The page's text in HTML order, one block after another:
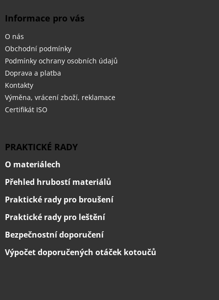
Informace pro vás
O nás
Obchodní podmínky
Podmínky ochrany osobních údajů
Doprava a platba
Kontakty
Výměna, vrácení zboží, reklamace
Certifikát ISO
PRAKTICKÉ RADY
O materiálech
Přehled hrubostí materiálů
Praktické rady pro broušení
Praktické rady pro leštění
Bezpečnostní doporučení
Výpočet doporučených otáček kotoučů